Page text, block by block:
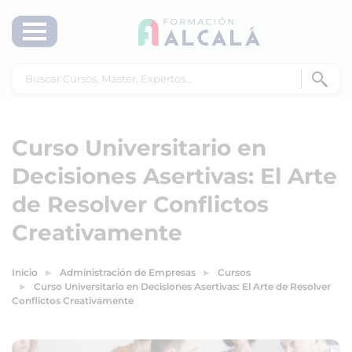
Curso Universitario en
Decisiones Asertivas: El Arte
de Resolver Conflictos
Creativamente
Inicio Administración de Empresas
Cursos
Curso Universitario en Decisiones Asertivas: El Arte de Resolver
Conflictos Creativamente